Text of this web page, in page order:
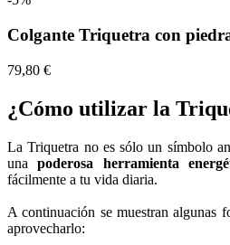
Colgante Triquetra con
79,80 €
¿Cómo utilizar la
La Triquetra no es sólo un símbolo
unapoderosa herramienta
fácilmente a tu vida diaria.
A continuación se muestran algunas
aprovecharlo: